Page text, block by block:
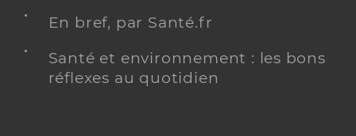
En bref, par Santé.fr
Santé et environnement : les bons
réflexes au quotidien